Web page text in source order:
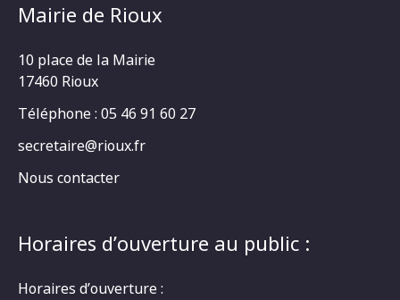
Mairie de Rioux
10 place de la Mairie
17460 Rioux
Téléphone : 05 46 91 60 27
secretaire@rioux.fr
Nous contacter
Horaires d’ouverture au public :
Horaires d’ouverture :